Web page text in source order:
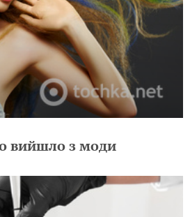
вийшло з моди